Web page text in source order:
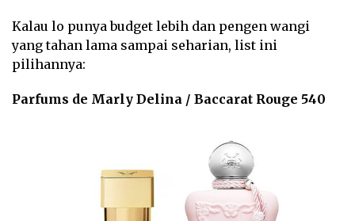
Kalau lo punya budget lebih dan pengen wangi
yang tahan lama sampai seharian, list ini
pilihannya:
Parfums de Marly Delina / Baccarat Rouge 540